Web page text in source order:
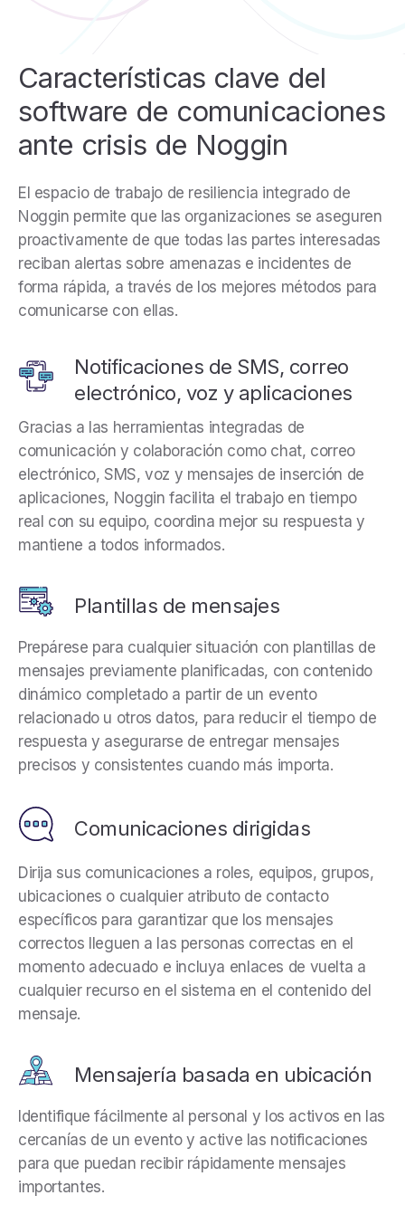
Características clave del
software de comunicaciones
ante crisis de Noggin
El espacio de trabajo de resiliencia integrado de
Noggin permite que las organizaciones se aseguren
proactivamente de que todas las partes interesadas
reciban alertas sobre amenazas e incidentes de
forma rápida, a través de los mejores métodos para
comunicarse con ellas.
Notificaciones de SMS, correo
electrónico, voz y aplicaciones
Gracias a las herramientas integradas de
comunicación y colaboración como chat, correo
electrónico, SMS, voz y mensajes de inserción de
aplicaciones, Noggin facilita el trabajo en tiempo
real con su equipo, coordina mejor su respuesta y
mantiene a todos informados.
Plantillas de mensajes
Prepárese para cualquier situación con plantillas de
mensajes previamente planificadas, con contenido
dinámico completado a partir de un evento
relacionado u otros datos, para reducir el tiempo de
respuesta y asegurarse de entregar mensajes
precisos y consistentes cuando más importa.
Comunicaciones dirigidas
Dirija sus comunicaciones a roles, equipos, grupos,
ubicaciones o cualquier atributo de contacto
específicos para garantizar que los mensajes
correctos lleguen a las personas correctas en el
momento adecuado e incluya enlaces de vuelta a
cualquier recurso en el sistema en el contenido del
mensaje.
Mensajería basada en ubicación
Identifique fácilmente al personal y los activos en las
cercanías de un evento y active las notificaciones
para que puedan recibir rápidamente mensajes
importantes.